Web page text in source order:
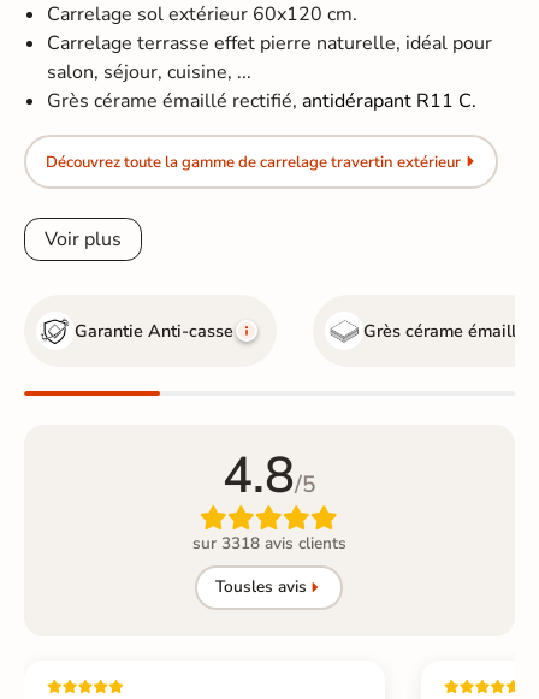
Carrelage sol extérieur 60x120 cm.
Carrelage terrasse effet pierre naturelle, idéal pour
salon, séjour, cuisine, ...
Grès cérame émaillé rectifié,antidérapant R11 C.
Découvrez toute la gamme de carrelage travertin extérieur
Voir plus
Garantie Anti-casse Grès cérame émaillé
4.8/5

sur 3318 avis clients
Tousles avis